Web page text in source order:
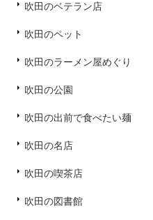
吹田のベテラン店
吹田のペット
吹田のラーメン屋めぐり
吹田の公園
吹田の出前で食べたい麺
吹田の名店
吹田の喫茶店
吹田の図書館